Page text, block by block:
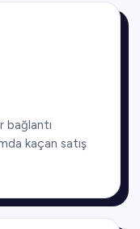
bağlantı
kaçan satış